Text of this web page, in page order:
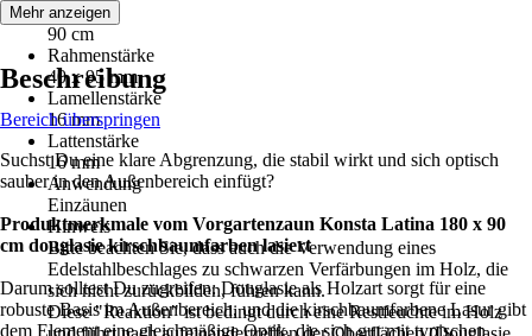
Höhe
90 cm
Rahmenstärke
40 x 95 mm
Lamellenstärke
16 mm
Lattenstärke
16 mm
Anwendung
Einzäunen
Hinweis
Bitte beachten Sie, dass auch die Verwendung eines
Edelstahlbeschlages zu schwarzen Verfärbungen im Holz, die
sich nicht zurückbilden, führen kann.
Diese "Reaktion" ist bedingt durch eine Restfeuchte im Holz
Mehr anzeigen
Beschreibung
Bereich überspringen
Suchst Du eine klare Abgrenzung, die stabil wirkt und sich optisch
sauber in den Außenbereich einfügt?
Produktmerkmale vom Vorgartenzaun Konsta Latina 180 x 90
cm douglasie kirschbaumfarben lasiert
Darum solltest Du zugreifen: Douglasie als Holzart sorgt für eine
robuste Basis im Außenbereich, und die kirschbaumfarbene Lasur gibt
dem Element eine gleichmäßige Optik, die sich gut mit typischen